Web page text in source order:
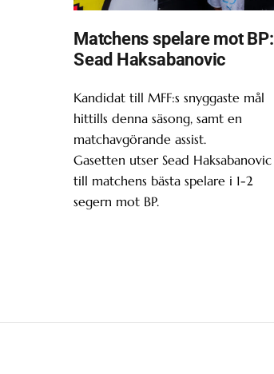
Matchens spelare mot BP:
Sead Haksabanovic
Kandidat till MFF:s snyggaste mål
hittills denna säsong, samt en
matchavgörande assist.
Gasetten utser Sead Haksabanovic
till matchens bästa spelare i 1-2
segern mot BP.